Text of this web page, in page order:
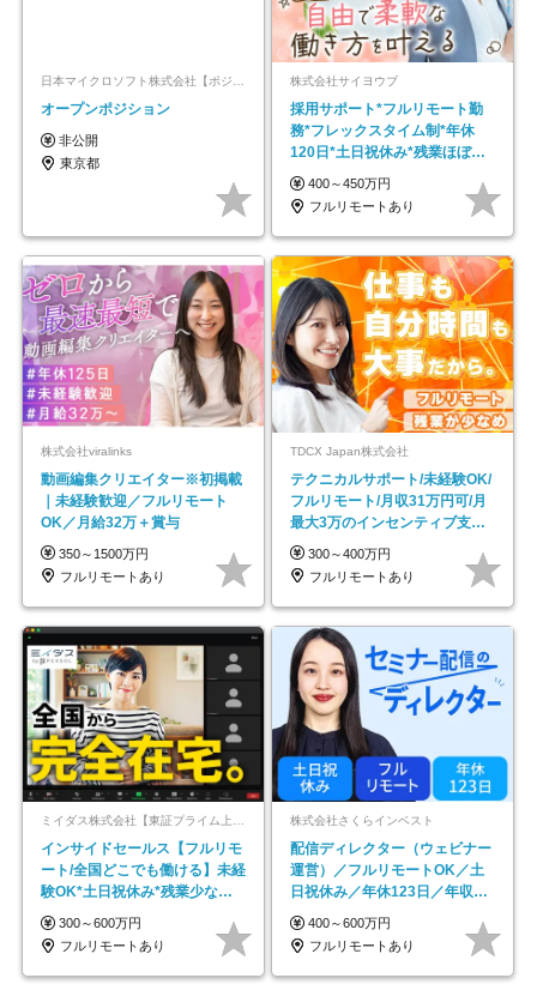
日本マイクロソフト株式会社【ポジションマッチ登録】
オープンポジション
非公開
東京都
株式会社サイヨウブ
採用サポート*フルリモート勤
務*フレックスタイム制*年休
120日*土日祝休み*残業ほぼな
し*育児中社員8割以上
400～450万円
フルリモートあり
株式会社viralinks
動画編集クリエイター※初掲載
｜未経験歓迎／フルリモート
OK／月給32万＋賞与
350～1500万円
フルリモートあり
TDCX Japan株式会社
テクニカルサポート/未経験OK/
フルリモート/月収31万円可/月
最大3万のインセンティブ支給/
平均年齢33歳
300～400万円
フルリモートあり
ミイダス株式会社【東証プライム上場パーソルグループ】
インサイドセールス【フルリモ
ート/全国どこでも働ける】未経
験OK*土日祝休み*残業少なめ*
在宅勤務手当あり
300～600万円
フルリモートあり
株式会社さくらインベスト
配信ディレクター（ウェビナー
運営）／フルリモートOK／土
日祝休み／年休123日／年収
600万円可
400～600万円
フルリモートあり